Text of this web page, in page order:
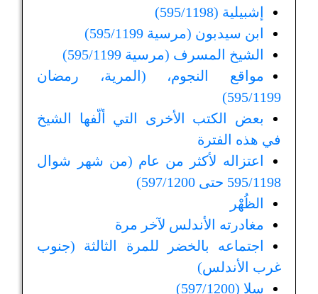
إشبيلية (595/1198)
ابن سيدبون (مرسية 595/1199)
الشيخ المسرف (مرسية 595/1199)
مواقع النجوم، (المرية، رمضان
595/1199)
بعض الكتب الأخرى التي ألّفها الشيخ
في هذه الفترة
اعتزاله لأكثر من عام (من شهر شوال
595/1198 حتى 597/1200)
الظُهْر
مغادرته الأندلس لآخر مرة
اجتماعه بالخضر للمرة الثالثة (جنوب
غرب الأندلس)
سلا (597/1200)